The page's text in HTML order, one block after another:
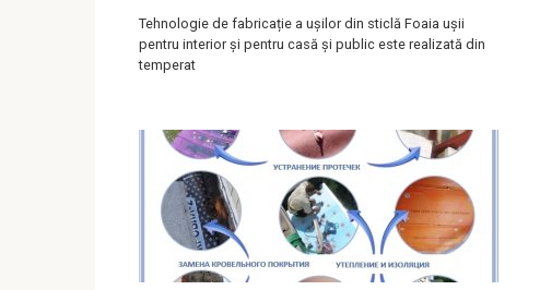
Tehnologie de fabricație a ușilor din sticlă Foaia ușii
pentru interior și pentru casă și public este realizată din
temperat